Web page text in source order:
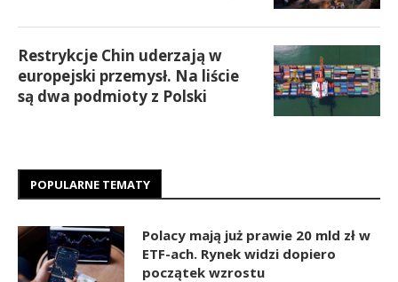
Restrykcje Chin uderzają w
europejski przemysł. Na liście
są dwa podmioty z Polski
POPULARNE TEMATY
Polacy mają już prawie 20 mld zł w
ETF-ach. Rynek widzi dopiero
początek wzrostu